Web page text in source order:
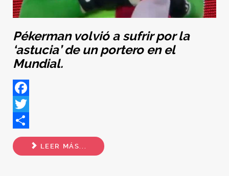
Pékerman volvió a sufrir por la
‘astucia’ de un portero en el
Mundial.
Facebook
Twitter
Share
LEER MÁS...